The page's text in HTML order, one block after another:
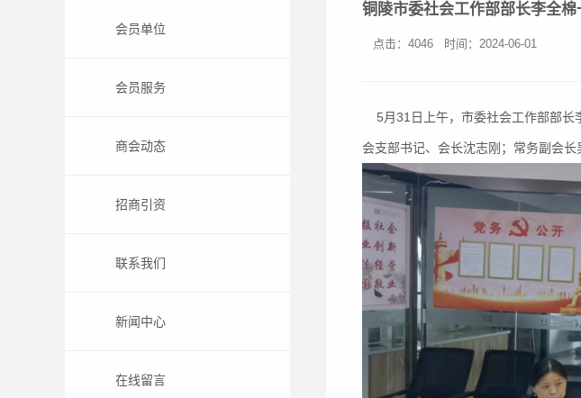
会员单位
会员服务
商会动态
招商引资
联系我们
新闻中心
在线留言
铜陵市委社会工作部部长李全
点击：4046 时间：2024-06-01
5月31日上午，市委社会工作部部长
会支部书记、会长沈志刚；常务副会长